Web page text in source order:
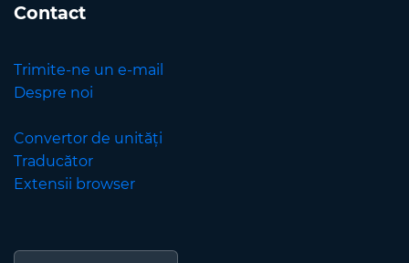
Contact
Trimite-ne un e-mail
Despre noi
Convertor de unități
Traducător
Extensii browser